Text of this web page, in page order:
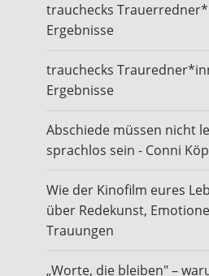
trauchecks
Ergebnisse
trauchecks
Ergebnisse
Abschiede müssen nicht
sprachlos sein - Conni
Wie der Kinofilm eures
über Redekunst,
Trauungen
„Worte, die bleiben" –